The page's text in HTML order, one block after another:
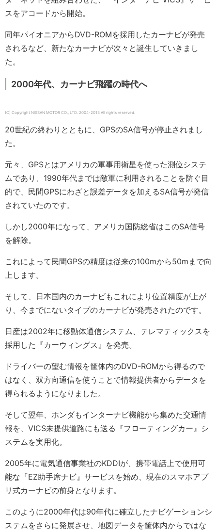
スをアコードから開始。
同年パイオニアからDVD-ROMを採用したカーナビが発売
されるなど、新たなカーナビが次々と誕生していきまし
た。
2000年代、カーナビ飛躍の時代へ
(C) Copyright NISSAN MOTOR CO., LTD. 2004-2013 All rights reserved.
20世紀の終わりとともに、GPSのSA信号が停止されまし
た。
元々、GPSとはアメリカの軍事用衛星を使った測位システ
ムであり、1990年代までは敵軍に利用されることを防ぐ目
的で、民間GPSにわざと誤差データを加えるSA信号が発信
されていたのです。
しかし2000年になって、アメリカ国防総省はこのSA信号
を解除。
これによって民間GPSの精度は従来の100mから50mまで向
上します。
そして、日本国内のカーナビもこれにより位置精度が上が
り、今までにないタイプのカーナビが発売されたのです。
日産は2002年に移動体通信システム、テレマティックスを
採用した『カーウィングス』を発売。
ドライバーの望む情報を筐体内のDVD-ROMから得るので
はなく、双方向通信を使うことで情報提供者からデータを
得られるようになりました。
そして翌年、ホンダもインターナビ機能から集めた交通情
報を、VICS未提供道路にも送る『フローティングカー』シ
ステムを実用化。
2005年に電気通信事業社のKDDIが、携帯電話上で使用可
能な『EZ助手席ナビ』サービスを始め、現在のスマホアプ
リ式カーナビの前身となります。
このように2000年代は90年代に確立したナビゲーションシ
ステムをさらに発展させ、地図データを筐体内からではな